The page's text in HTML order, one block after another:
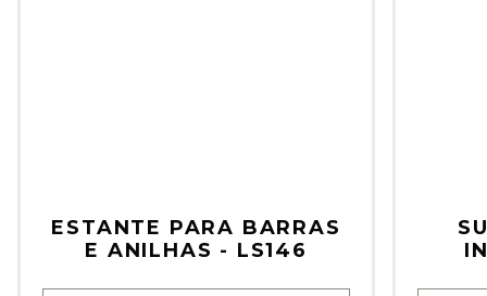
ESTANTE PARA BARRAS
E ANILHAS - LS146